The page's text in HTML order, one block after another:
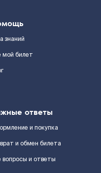
знаний
мой билет
ответы
и покупка
и обмен билета
вопросы и ответы